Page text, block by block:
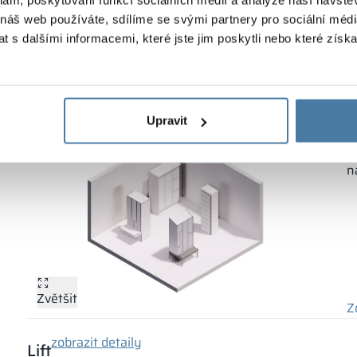
web používáte, sdílíme se svými partnery pro sociální
s dalšími informacemi, které jste jim poskytli nebo které
Upravit
Sestavený produkt,
připravený k použití
Navrženo podle
konceptu REUSE
Zvětšit
Liftzobrazit detaily